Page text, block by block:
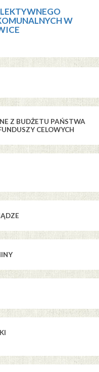
W
Z BUDŻETU PAŃSTWA
CELOWYCH